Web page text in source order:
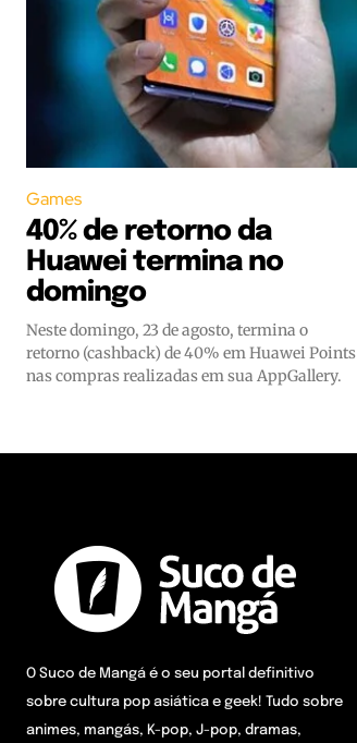
Games
40% de retorno da
Huawei termina no
domingo
Neste domingo, 23 de agosto, termina o
retorno (cashback) de 40% em Huawei Points
nas compras realizadas em sua AppGallery.
O Suco de Mangá é o seu portal definitivo
sobre cultura pop asiática e geek! Tudo sobre
animes, mangás, K-pop, J-pop, dramas,